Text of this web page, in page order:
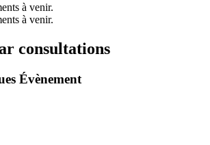
à venir.
à venir.
consultations
Évènement